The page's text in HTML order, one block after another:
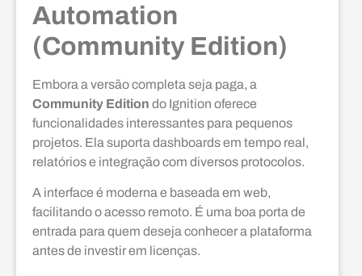
Automation
(Community Edition)
Embora a versão completa seja paga, a
Community Edition do Ignition oferece
funcionalidades interessantes para pequenos
projetos. Ela suporta dashboards em tempo real,
relatórios e integração com diversos protocolos.
A interface é moderna e baseada em web,
facilitando o acesso remoto. É uma boa porta de
entrada para quem deseja conhecer a plataforma
antes de investir em licenças.